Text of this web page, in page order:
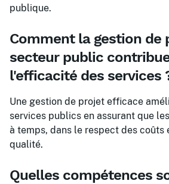
publique.
Comment la gestion de
secteur public
l'efficacité des services
Une gestion de projet efficace
services publics en assurant que
à temps, dans le respect des coûts
qualité.
Quelles compétences